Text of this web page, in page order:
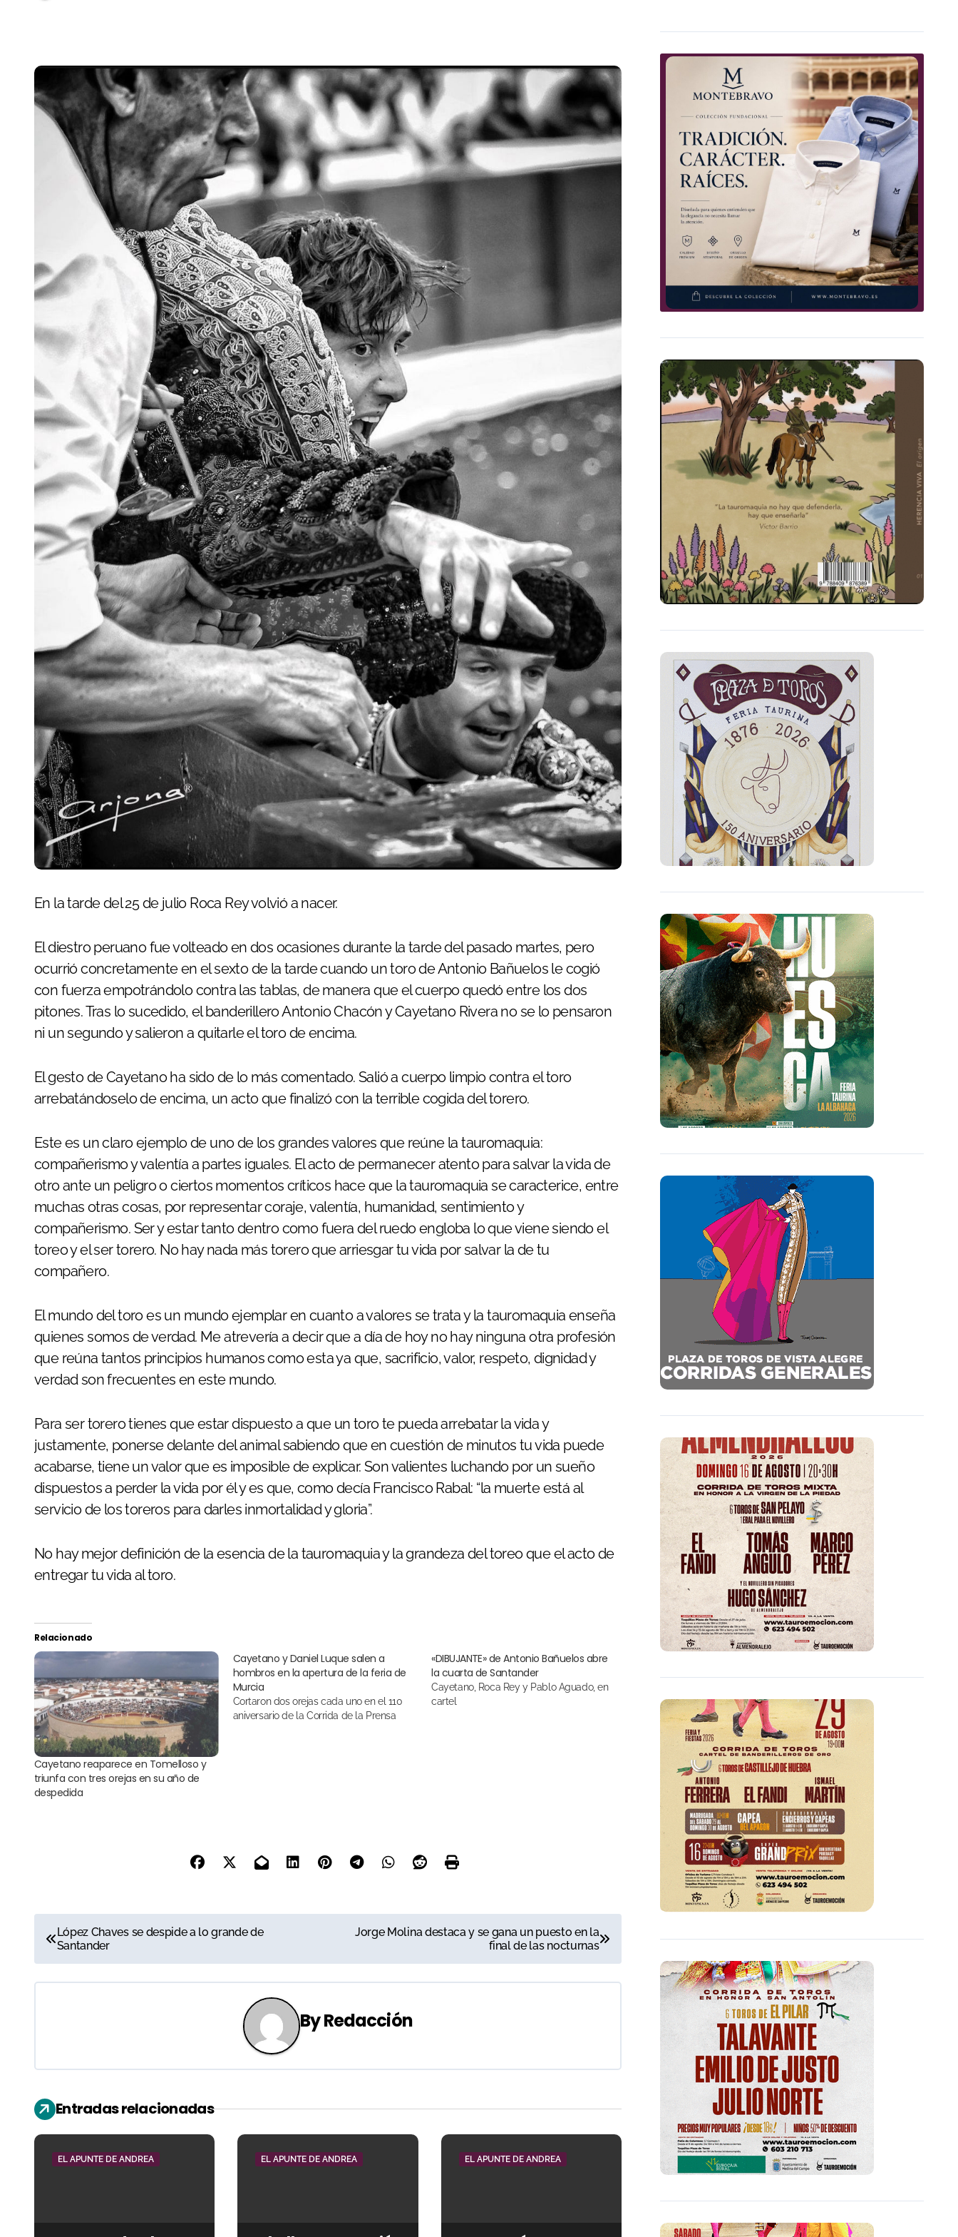
En la tarde del 25 de julio Roca Rey volvió a nacer.
El diestro peruano fue volteado en dos ocasiones durante la tarde del pasado martes, pero
ocurrió concretamente en el sexto de la tarde cuando un toro de Antonio Bañuelos le cogió
con fuerza empotrándolo contra las tablas, de manera que el cuerpo quedó entre los dos
pitones. Tras lo sucedido, el banderillero Antonio Chacón y Cayetano Rivera no se lo pensaron
ni un segundo y salieron a quitarle el toro de encima.
El gesto de Cayetano ha sido de lo más comentado. Salió a cuerpo limpio contra el toro
arrebatándoselo de encima, un acto que finalizó con la terrible cogida del torero.
Este es un claro ejemplo de uno de los grandes valores que reúne la tauromaquia:
compañerismo y valentía a partes iguales. El acto de permanecer atento para salvar la vida de
otro ante un peligro o ciertos momentos críticos hace que la tauromaquia se caracterice, entre
muchas otras cosas, por representar coraje, valentía, humanidad, sentimiento y
compañerismo. Ser y estar tanto dentro como fuera del ruedo engloba lo que viene siendo el
toreo y el ser torero. No hay nada más torero que arriesgar tu vida por salvar la de tu
compañero.
El mundo del toro es un mundo ejemplar en cuanto a valores se trata y la tauromaquia enseña
quienes somos de verdad. Me atrevería a decir que a día de hoy no hay ninguna otra profesión
que reúna tantos principios humanos como esta ya que, sacrificio, valor, respeto, dignidad y
verdad son frecuentes en este mundo.
Para ser torero tienes que estar dispuesto a que un toro te pueda arrebatar la vida y
justamente, ponerse delante del animal sabiendo que en cuestión de minutos tu vida puede
acabarse, tiene un valor que es imposible de explicar. Son valientes luchando por un sueño
dispuestos a perder la vida por él y es que, como decía Francisco Rabal: “la muerte está al
servicio de los toreros para darles inmortalidad y gloria”.
No hay mejor definición de la esencia de la tauromaquia y la grandeza del toreo que el acto de
entregar tu vida al toro.
Relacionado
Cayetano reaparece en Tomelloso y
triunfa con tres orejas en su año de
despedida
Cayetano y Daniel Luque salen a
hombros en la apertura de la feria de
Murcia
Cortaron dos orejas cada uno en el 110
aniversario de la Corrida de la Prensa
«DIBUJANTE» de Antonio Bañuelos abre
la cuarta de Santander
Cayetano, Roca Rey y Pablo Aguado, en
cartel
N
a
v
a
c
i
López Chaves se despide a lo grande de
Santander
Jorge Molina destaca y se gana un puesto en la
final de las nocturnas
ByRedacción
Entradas relacionadas
EL APUNTE DE ANDREA EL APUNTE DE ANDREA EL APUNTE DE ANDREA